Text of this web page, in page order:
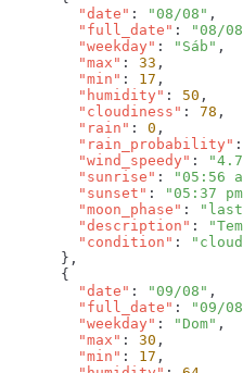
        "date"
: "08/08"
        "full_date"
: "08/
        "weekday"
: "Sáb"
        "max"
: 33
        "min"
: 17
        "humidity"
: 50
        "cloudiness"
: 78
        "rain"
: 0
        "rain_probability"
:
        "wind_speedy"
:
        "sunrise"
: "05:56
        "sunset"
: "05:37
        "moon_phase"
:
        "description"
:
        "condition"
:
        "date"
: "09/08"
        "full_date"
: "09/
        "weekday"
: "Dom"
        "max"
: 30
        "min"
: 17